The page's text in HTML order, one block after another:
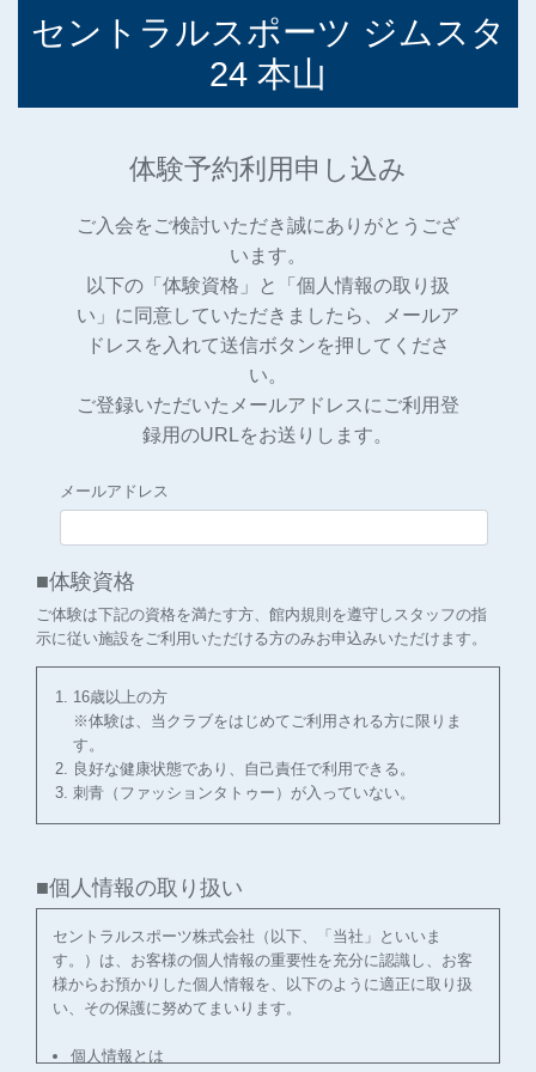
セントラルスポーツ ジムスタ
24 本山
体験予約利用申し込み
ご入会をご検討いただき誠にありがとうござ
います。
以下の「体験資格」と「個人情報の取り扱
い」に同意していただきましたら、メールア
ドレスを入れて送信ボタンを押してくださ
い。
ご登録いただいたメールアドレスにご利用登
録用のURLをお送りします。
メールアドレス
■体験資格
ご体験は下記の資格を満たす方、館内規則を遵守しスタッフの指
示に従い施設をご利用いただける方のみお申込みいただけます。
16歳以上の方
※体験は、当クラブをはじめてご利用される方に限りま
す。
良好な健康状態であり、自己責任で利用できる。
刺青（ファッションタトゥー）が入っていない。
■個人情報の取り扱い
セントラルスポーツ株式会社（以下、「当社」といいま
す。）は、お客様の個人情報の重要性を充分に認識し、お客
様からお預かりした個人情報を、以下のように適正に取り扱
い、その保護に努めてまいります。
個人情報とは